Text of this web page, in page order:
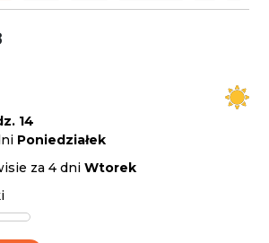
14
Poniedziałek
za 4 dniWtorek